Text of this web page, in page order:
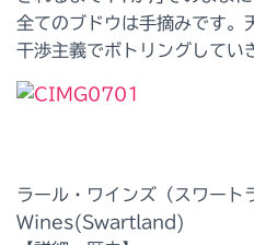
全てのブドウは手摘みです。
干渉主義でボトリングしてい
ラール・ワインズ（スワー
Wines(Swartland)